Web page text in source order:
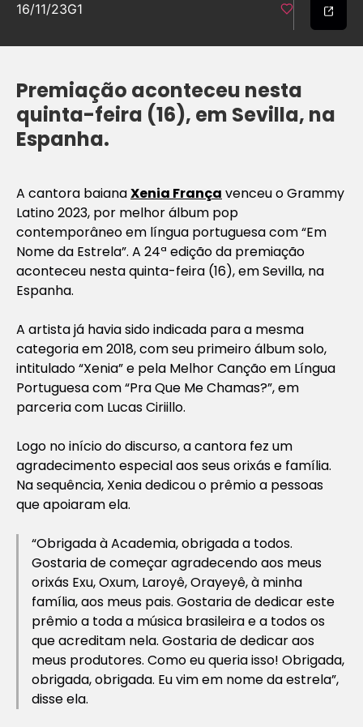
16/11/23G1
Premiação aconteceu nesta
quinta-feira (16), em Sevilla, na
Espanha.
A cantora baianaXenia França venceu o Grammy
Latino 2023, por melhor álbum pop
contemporâneo em língua portuguesa com “Em
Nome da Estrela”. A 24ª edição da premiação
aconteceu nesta quinta-feira (16), em Sevilla, na
Espanha.
A artista já havia sido indicada para a mesma
categoria em 2018, com seu primeiro álbum solo,
intitulado “Xenia” e pela Melhor Canção em Língua
Portuguesa com “Pra Que Me Chamas?”, em
parceria com Lucas Ciriillo.
Logo no início do discurso, a cantora fez um
agradecimento especial aos seus orixás e família.
Na sequência, Xenia dedicou o prêmio a pessoas
que apoiaram ela.
“Obrigada à Academia, obrigada a todos.
Gostaria de começar agradecendo aos meus
orixás Exu, Oxum, Laroyê, Orayeyê, à minha
família, aos meus pais. Gostaria de dedicar este
prêmio a toda a música brasileira e a todos os
que acreditam nela. Gostaria de dedicar aos
meus produtores. Como eu queria isso! Obrigada,
obrigada, obrigada. Eu vim em nome da estrela”,
disse ela.